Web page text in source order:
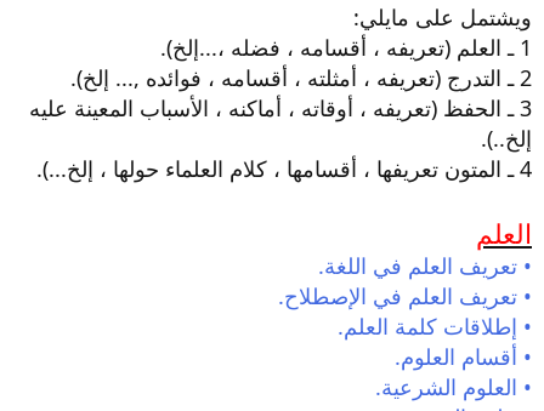
ويشتمل على مايلي:
1 ـ العلم (تعريفه ، أقسامه ، فضله ،...إلخ).
2 ـ التدرج (تعريفه ، أمثلته ، أقسامه ، فوائده ,... إلخ).
3 ـ الحفظ (تعريفه ، أوقاته ، أماكنه ، الأسباب المعينة عليه
إلخ..).
4 ـ المتون تعريفها ، أقسامها ، كلام العلماء حولها ، إلخ...).
العلم
• تعريف العلم في اللغة.
• تعريف العلم في الإصطلاح.
• إطلاقات كلمة العلم.
• أقسام العلوم.
• العلوم الشرعية.